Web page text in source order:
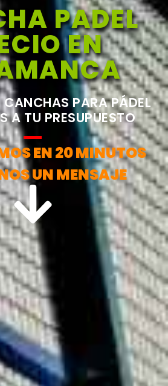
PADEL
EN
CANCHAS PARA PÁDEL
A TU PRESUPUESTO
EN 20 MINUTOS
UN MENSAJE